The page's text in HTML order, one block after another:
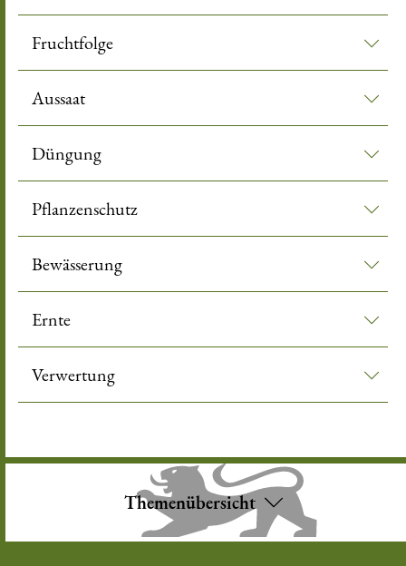
Fruchtfolge
Aussaat
Düngung
Pflanzenschutz
Bewässerung
Ernte
Verwertung
Themenübersicht